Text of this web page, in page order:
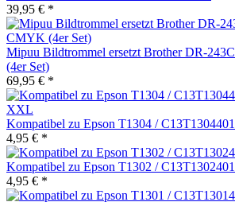
39,95 € *
Mipuu Bildtrommel ersetzt Brother DR-
(4er Set)
69,95 € *
Kompatibel zu Epson T1304 /
4,95 € *
Kompatibel zu Epson T1302 /
4,95 € *